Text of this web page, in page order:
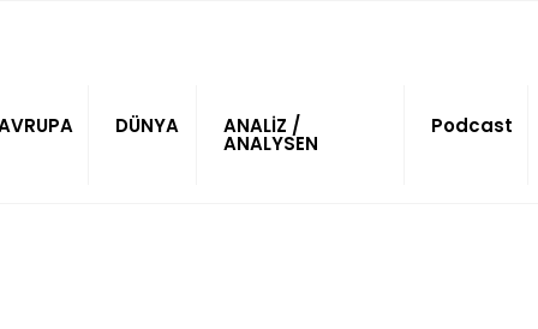
DÜNYA ANALİZ /
ANALYSEN
Podcast